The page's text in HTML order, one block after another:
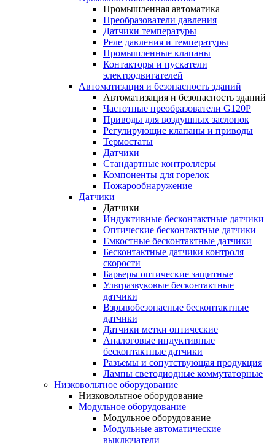
Промышленная автоматика
Преобразователи давления
Датчики температуры
Реле давления и температуры
Промышленные клапаны
Контакторы и пускатели
электродвигателей
Автоматизация и безопасность зданий
Автоматизация и безопасность зданий
Частотные преобразователи G120P
Приводы для воздушных заслонок
Регулирующие клапаны и приводы
Термостаты
Датчики
Стандартные контроллеры
Компоненты для горелок
Пожарообнаружение
Датчики
Датчики
Индуктивные бесконтактные датчики
Оптические бесконтактные датчики
Емкостные бесконтактные датчики
Бесконтактные датчики контроля
скорости
Барьеры оптические защитные
Ультразвуковые бесконтактные
датчики
Взрывобезопасные бесконтактные
датчики
Датчики метки оптические
Аналоговые индуктивные
бесконтактные датчики
Разъемы и сопутствующая продукция
Лампы светодиодные коммутаторные
Низковольтное оборудование
Низковольтное оборудование
Модульное оборудование
Модульное оборудование
Модульные автоматические
выключатели